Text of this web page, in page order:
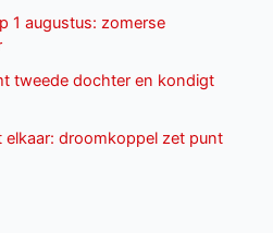
1 augustus: zomerse
tweede dochter en kondigt
elkaar: droomkoppel zet punt